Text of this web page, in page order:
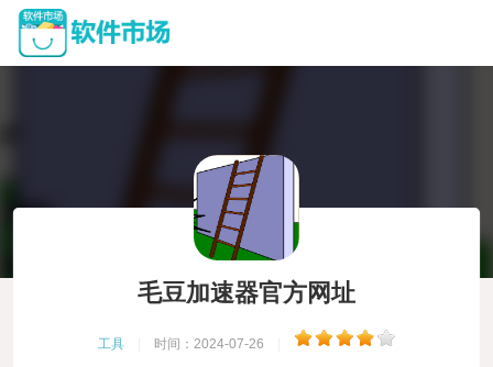
毛豆加速器官方网址
工具 时间：2024-07-26